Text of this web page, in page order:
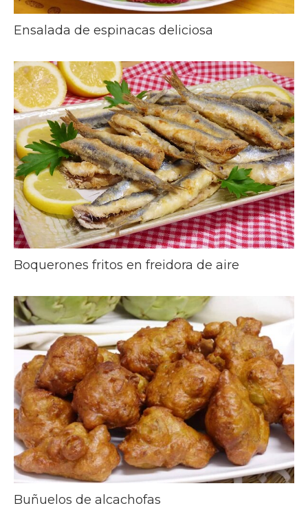
Ensalada de espinacas deliciosa
Boquerones fritos en freidora de aire
Buñuelos de alcachofas